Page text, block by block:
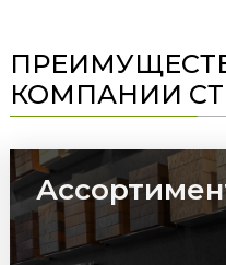
КОМПАНИИ